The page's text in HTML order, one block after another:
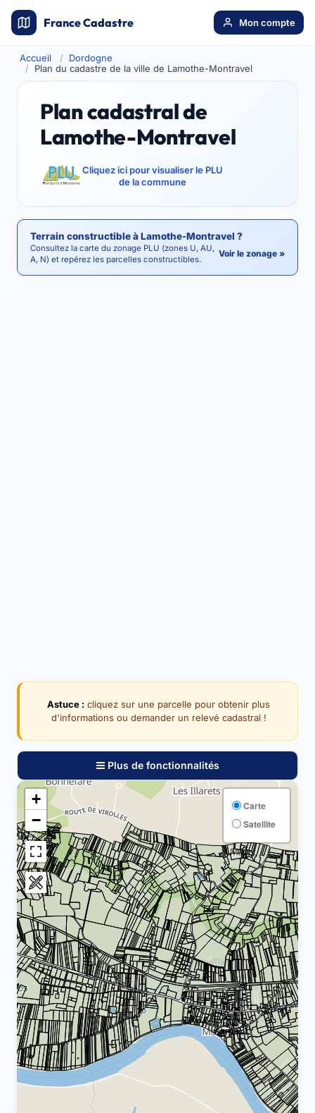
France Cadastre Mon compte
Accueil
Dordogne
Plan du cadastre de la ville de Lamothe-Montravel
Plan cadastral de
Lamothe-Montravel
Cliquez ici pour visualiser le PLU
de la commune
Terrain constructible à Lamothe-Montravel ?
Consultez la carte du zonage PLU (zones U, AU,
A, N) et repérez les parcelles constructibles.
Voir le zonage »
Astuce : cliquez sur une parcelle pour obtenir plus
d'informations ou demander un relevé cadastral !
Plus de fonctionnalités
+
−
Carte
Satellite